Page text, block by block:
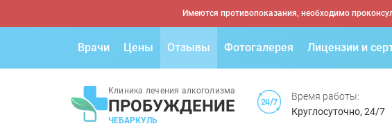
Имеются противопоказания, необходимо
Врачи Цены Отзывы Фотогалерея Лицензии и
Клиника лечения алкоголизма
ПРОБУЖДЕНИЕ
ЧЕБАРКУЛЬ
Время работы:
Круглосуточно, 24/7